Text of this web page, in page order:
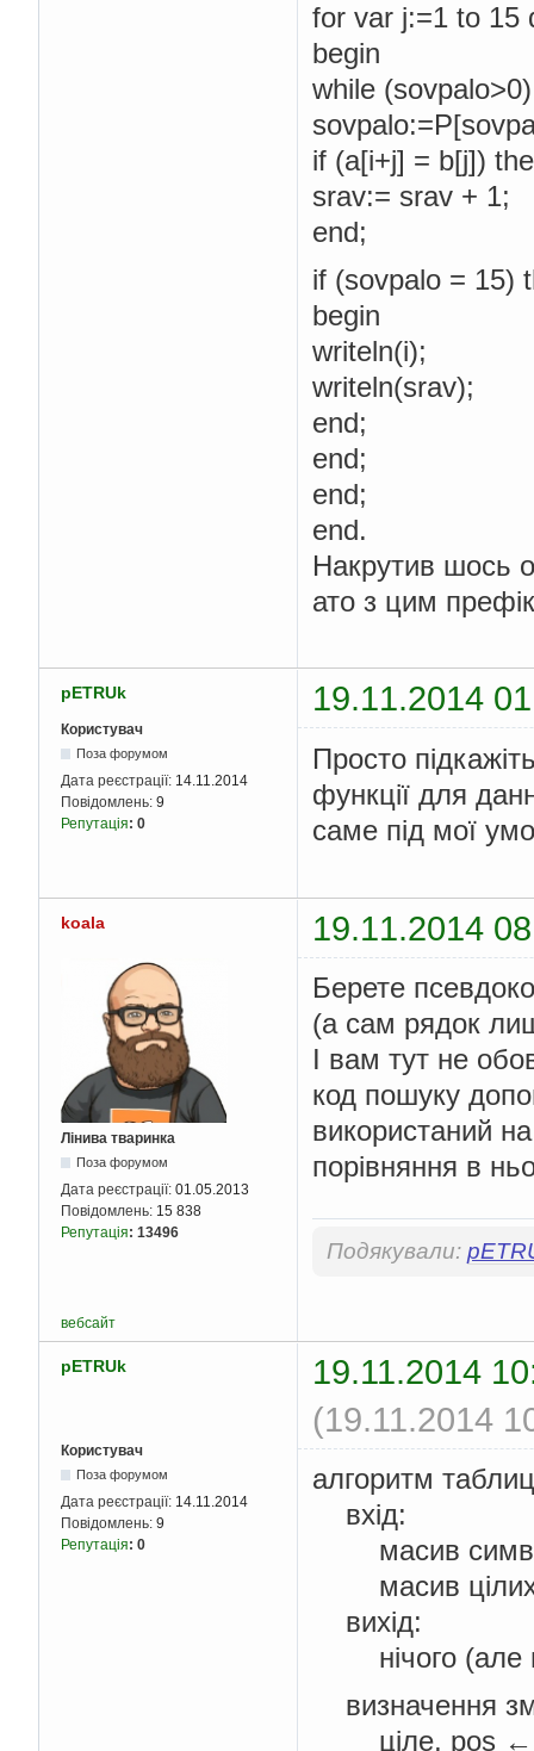
for var j:=1 to 15
begin
while
if (a[i+j] = b[j])
srav:= srav + 1;
end;
if (sovpalo = 15)
begin
writeln(i);
writeln(srav);
end;
end;
end;
end.
Накрутив шось
ато з цим
pETRUk 19.11.2014
Користувач
Поза форумом
Дата реєстрації: 14.11.2014
Повідомлень: 9
Репутація: 0
Просто
функції для
саме під мої
koala 19.11.2014
Лінива тваринка
Поза форумом
Дата реєстрації: 01.05.2013
Повідомлень: 15 838
Репутація: 13496
Берете
(а сам рядок
І вам тут не
код пошуку
використаний
порівняння в
Подякували:
вебсайт
pETRUk
19.11.2014
(19.11.2014
Користувач
Поза форумом
Дата реєстрації: 14.11.2014
Повідомлень: 9
Репутація: 0
алгоритм
вхід:
масив
масив цілих,
вихід:
нічого (але
визначення
ціле, pos ← 2